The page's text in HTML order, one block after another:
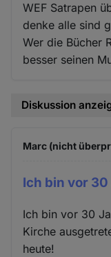
WEF Satrapen
denke alle sind
Wer die Bücher
besser seinen
Diskussion
Marc (nicht
Ich bin vor
Ich bin vor 30
Kirche
heute!